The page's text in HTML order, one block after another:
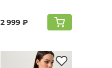
2 999 ₽